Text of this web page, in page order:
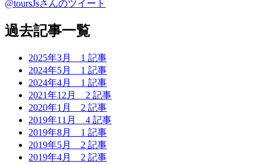
@toursJsさんのツイート
過去記事一覧
2025年3月 1 記事
2024年5月 1 記事
2024年4月 1 記事
2021年12月 2 記事
2020年1月 2 記事
2019年11月 4 記事
2019年8月 1 記事
2019年5月 2 記事
2019年4月 2 記事